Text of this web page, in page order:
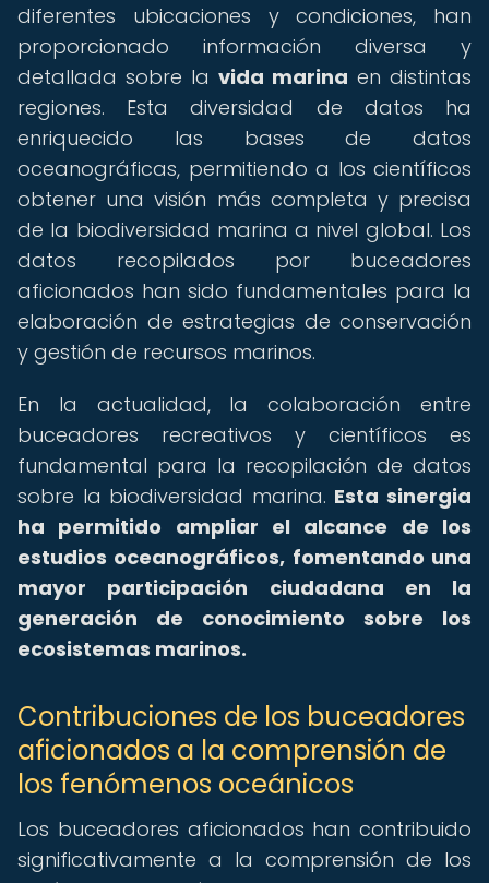
diferentes ubicaciones y condiciones, han
proporcionado información diversa y
detallada sobre la vida marina en distintas
regiones. Esta diversidad de datos ha
enriquecido las bases de datos
oceanográficas, permitiendo a los científicos
obtener una visión más completa y precisa
de la biodiversidad marina a nivel global. Los
datos recopilados por buceadores
aficionados han sido fundamentales para la
elaboración de estrategias de conservación
y gestión de recursos marinos.
En la actualidad, la colaboración entre
buceadores recreativos y científicos es
fundamental para la recopilación de datos
sobre la biodiversidad marina. Esta sinergia
ha permitido ampliar el alcance de los
estudios oceanográficos, fomentando una
mayor participación ciudadana en la
generación de conocimiento sobre los
ecosistemas marinos.
Contribuciones de los buceadores
aficionados a la comprensión de
los fenómenos oceánicos
Los buceadores aficionados han contribuido
significativamente a la comprensión de los